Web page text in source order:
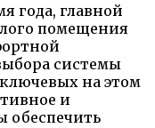
года, главной
помещения
системы
на этом
и
обеспечить